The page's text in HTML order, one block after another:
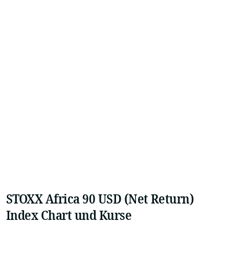
STOXX Africa 90 USD (Net Return)
Index Chart und Kurse